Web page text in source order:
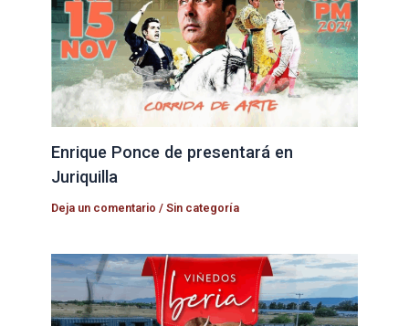
Enrique Ponce de presentará en
Juriquilla
Deja un comentario /Sin categoría